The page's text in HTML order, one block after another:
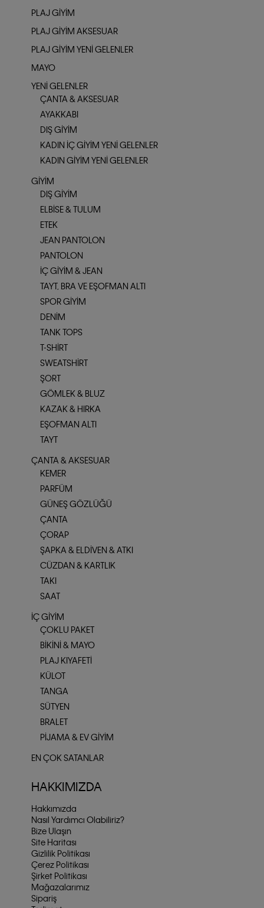
PLAJ GIYIM
PLAJ GIYIM AKSESUAR
PLAJ GIYIM YENI GELENLER
MAYO
YENI GELENLER
ÇANTA & AKSESUAR
AYAKKABI
DIŞ GIYIM
KADIN İÇ GIYIM YENI GELENLER
KADIN GIYIM YENI GELENLER
GIYIM
DIŞ GIYIM
ELBISE & TULUM
ETEK
JEAN PANTOLON
PANTOLON
İÇ GIYIM & JEAN
TAYT, BRA VE EŞOFMAN ALTI
SPOR GIYIM
DENIM
TANK TOPS
T-SHIRT
SWEATSHIRT
ŞORT
GÖMLEK & BLUZ
KAZAK & HIRKA
EŞOFMAN ALTI
TAYT
ÇANTA & AKSESUAR
KEMER
PARFÜM
GÜNEŞ GÖZLÜĞÜ
ÇANTA
ÇORAP
ŞAPKA & ELDIVEN & ATKI
CÜZDAN & KARTLIK
TAKI
SAAT
İÇ GIYIM
ÇOKLU PAKET
BIKINI & MAYO
PLAJ KIYAFETI
KÜLOT
TANGA
SÜTYEN
BRALET
PIJAMA & EV GIYIM
EN ÇOK SATANLAR
HAKKIMIZDA
Hakkımızda
Nasıl Yardımcı Olabiliriz?
Bize Ulaşın
Site Haritası
Gizlilik Politikası
Çerez Politikası
Şirket Politikası
Mağazalarımız
Sipariş